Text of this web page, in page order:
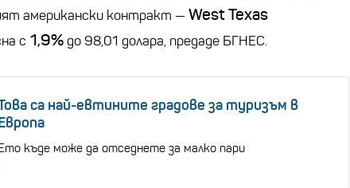
американски контракт — West Texas
с 1,9%до 98,01 долара, предаде БГНЕС.
са най-евтините градове за туризъм в
къде може да отседнете за малко пари